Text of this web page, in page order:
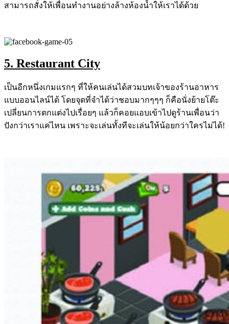
สามารถสั่งให้เพื่อนทำงานอย่างล้างห้องน้ำให้เราได้ด้วย
5. Restaurant City
เป็นอีกหนึ่งเกมแรกๆ ที่ให้คนเล่นได้สวมบทเจ้าของร้านอาหาร
แบบออนไลน์ได้ โดยจุดที่จำได้ว่าชอบมากๆๆๆ ก็คือนั่งย้ายโต๊ะ
เปลี่ยนการตกแต่งไปเรื่อยๆ แล้วก็คอยแอบเข้าไปดูร้านเพื่อนว่า
ปังกว่าเราแค่ไหน เพราะจะเล่นทั้งทีจะเล่นให้น้อยกว่าใครไม่ได้!